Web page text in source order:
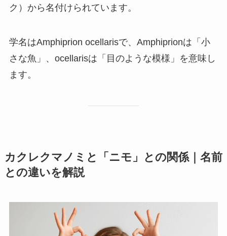
ク）から名付けられています。
学名はAmphiprion ocellarisで、Amphiprionは「小
さな魚」、ocellarisは「目のような模様」を意味し
ます。
カクレクマノミと「ニモ」との関係｜名前
との違いを解説